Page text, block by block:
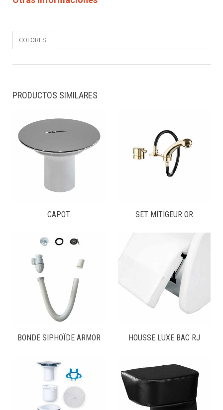
COLORES
PRODUCTOS SIMILARES
CAPOT SET MITIGEUR OR
BONDE SIPHOÏDE ARMOR HOUSSE LUXE BAC RJ